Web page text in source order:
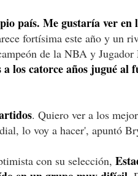
país. Me gustaría ver en
fortísima este año y un
de la NBA y Jugador
a los catorce años jugué al
. Quiero ver a los
lo voy a hacer', apuntó
con su selección,